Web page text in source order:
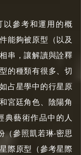
以參考和運用的概
能夠被原型（以及
串，讓解讀與詮釋
的種類有很多、切
占星學中的行星原
宮廷角色、陰陽角
藝術作品中的人
參照凱若琳‧密思
際原型（參考星際